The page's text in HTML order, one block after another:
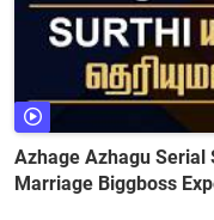
Azhage Azhagu Serial
Marriage Biggboss